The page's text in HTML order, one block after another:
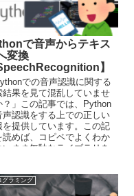
で音声からテキス
変換
】
での音声認識に関する
結果を見て混乱していませ
？」この記事では、Python
声認識をする上での正しい
を提供しています。この記
読めば、コピペでよくわか
いまま無駄なライブラリを
グラミング